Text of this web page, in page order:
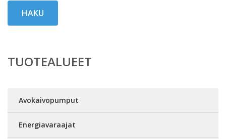
HAKU
TUOTEALUEET
Avokaivopumput
Energiavaraajat